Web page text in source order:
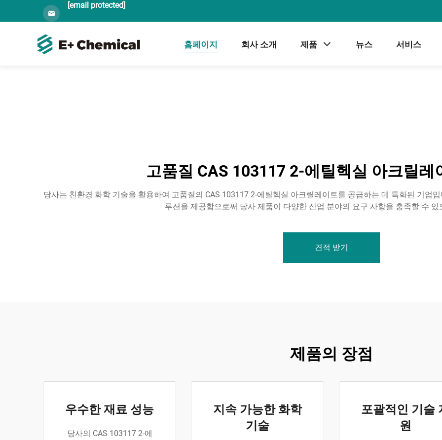
[email protected]
홈페이지 회사 소개 제품 뉴스 서비스
고품질 CAS 103117 2-에틸헥실 아크릴레
당사는 친환경 화학 기술을 활용하여 고품질의 CAS 103117 2-에틸헥실 아크릴레이트를 공급하는 데 특화된 기업
루션을 제공함으로써 당사 제품이 다양한 산업 분야의 요구 사항을 충족할 수
견적 받기
제품의 장점
우수한 재료 성능
당사의 CAS 103117 2-에
지속 가능한 화학
기술
포괄적인 기술
원